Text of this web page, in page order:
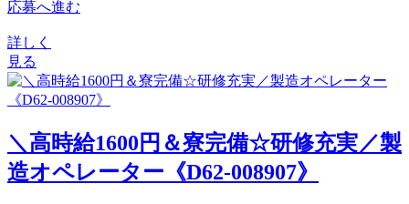
応募へ進む
詳しく
見る
＼高時給1600円＆寮完備☆研修充実／製
造オペレーター《D62-008907》